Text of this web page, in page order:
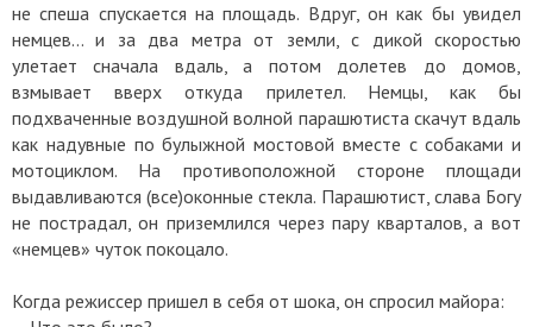
не спеша спускается на площадь. Вдруг, он как бы увидел
немцев... и за два метра от земли, с дикой скоростью
улетает сначала вдаль, а потом долетев до домов,
взмывает вверх откуда прилетел. Немцы, как бы
подхваченные воздушной волной парашютиста скачут вдаль
как надувные по булыжной мостовой вместе с собаками и
мотоциклом. На противоположной стороне площади
выдавливаются (все)оконные стекла. Парашютист, слава Богу
не пострадал, он приземлился через пару кварталов, а вот
«немцев» чуток покоцало.
Когда режиссер пришел в себя от шока, он спросил майора: